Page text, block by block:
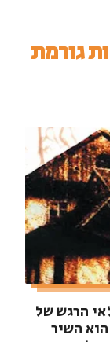
גורמת
הרגש של
השיר